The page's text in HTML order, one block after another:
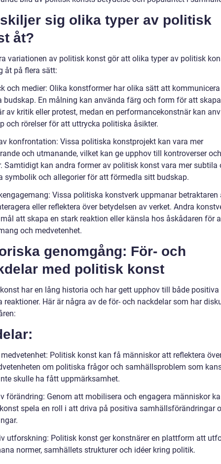
sig olika typer av politisk
åt?
variationen av politisk konst gör att olika typer av politisk
åt på flera sätt:
och medier: Olika konstformer har olika sätt att kommunicera
budskap. En målning kan använda färg och form för att
av kritik eller protest, medan en performancekonstnär kan
och rörelser för att uttrycka politiska åsikter.
konfrontation: Vissa politiska konstprojekt kan vara mer
och utmanande, vilket kan ge upphov till kontroverser och
Samtidigt kan andra former av politisk konst vara mer subtila
symbolik och allegorier för att förmedla sitt budskap.
Vissa politiska konstverk uppmanar betraktaren
eller reflektera över betydelsen av verket. Andra
att skapa en stark reaktion eller känsla hos åskådaren för
och medvetenhet.
genomgång: För- och
med politisk konst
har en lång historia och har gett upphov till både positiva
reaktioner. Här är några av de för- och nackdelar som har
Politisk konst kan få människor att reflektera
om politiska frågor och samhällsproblem som
skulle ha fått uppmärksamhet.
förändring: Genom att mobilisera och engagera människor
spela en roll i att driva på positiva samhällsförändringar
utforskning: Politisk konst ger konstnärer en plattform att
normer, samhällets strukturer och idéer kring politik.